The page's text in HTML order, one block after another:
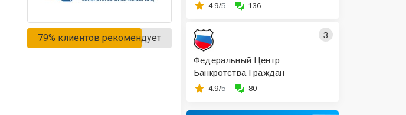
79% клиентов рекомендует
4.9/5 136
3
Федеральный Центр
Банкротства Граждан
4.9/5 80